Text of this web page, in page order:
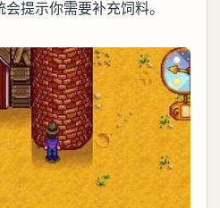
提示你需要补充饲料。